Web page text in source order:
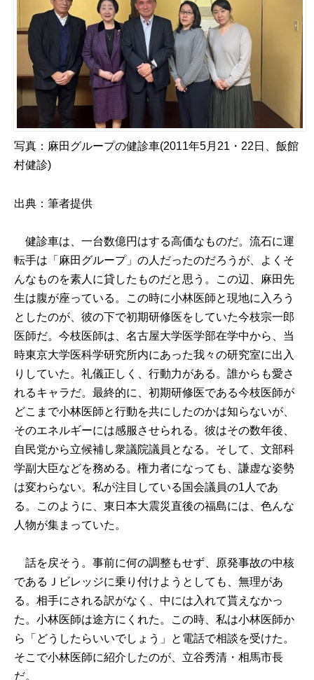
写真：麻田グループの健診車(2011年5月21・22日、飯館
村健診)
出典：筆者提供
健診車は、一台数億円はする高価なものだ。流石に運
転手は「麻田グループ」の人だったのだろうが、よくそ
んなものを素人に貸したものだと思う。この辺、麻田先
生は腹が座っている。この時に小林医師と現地に入ろう
としたのが、彼の下で初期研修医をしていた今枝宗一郎
医師だ。今枝医師は、名古屋大学医学部在学中から、当
時東京大学医科学研究所内にあった我々の研究室に出入
りしていた。礼儀正しく、行動力がある。誰からも愛さ
れるキャラだ。最終的に、初期研修医である今枝医師が
どこまで小林医師と行動を共にしたのかは知らないが、
そのエネルギーには感服させられる。彼はその数年後、
自民党から立候補し衆議院議員となる。そして、文部科
学副大臣などを務める。権力者になっても、謙虚な姿勢
は変わらない。私が注目している国会議員の1人であ
る。このように、東日本大震災直後の福島には、色んな
人物が集まっていた。
話を戻そう。事前に何の調整もせず、原発事故の中核
であるＪビレッジに乗り付けようとしても、無理があ
る。相手にされる訳がなく、中には入れて貰えなかっ
た。小林医師は途方にくれた。この時、私は小林医師か
ら「どうしたらいいでしょう」と電話で相談を受けた。
そこで小林医師に紹介したのが、立谷秀清・相馬市長
だ。